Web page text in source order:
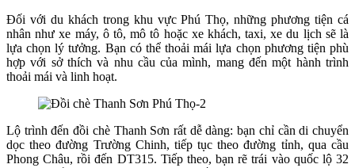
Đối với du khách trong khu vực Phú Thọ, những phương tiện cá
nhân như xe máy, ô tô, mô tô hoặc xe khách, taxi, xe du lịch sẽ là
lựa chọn lý tưởng. Bạn có thể thoải mái lựa chọn phương tiện phù
hợp với sở thích và nhu cầu của mình, mang đến một hành trình
thoải mái và linh hoạt.
Lộ trình đến đồi chè Thanh Sơn rất dễ dàng: bạn chỉ cần di chuyển
dọc theo đường Trường Chinh, tiếp tục theo đường tỉnh, qua cầu
Phong Châu, rồi đến DT315. Tiếp theo, bạn rẽ trái vào quốc lộ 32